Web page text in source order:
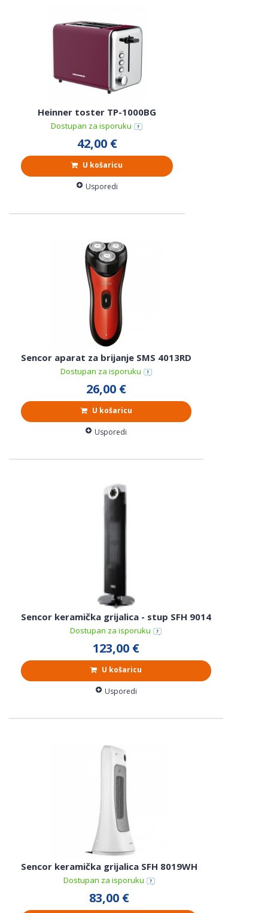
Heinner toster TP-1000BG
Dostupan za isporuku
42,00 €
U košaricu
Usporedi
Sencor aparat za brijanje SMS 4013RD
Dostupan za isporuku
26,00 €
U košaricu
Usporedi
Sencor keramička grijalica - stup SFH 9014
Dostupan za isporuku
123,00 €
U košaricu
Usporedi
Sencor keramička grijalica SFH 8019WH
Dostupan za isporuku
83,00 €